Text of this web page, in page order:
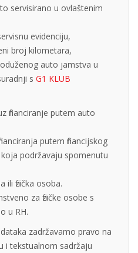
servisirano u ovlaštenim
evidenciju,
broj kilometara,
auto jamstva u
s G1 KLUB
financiranje putem auto
putem financijskog
podržavaju spomenutu
ili fizička osoba.
za fizičke osobe s
u RH.
zadržavamo pravo na
i tekstualnom sadržaju